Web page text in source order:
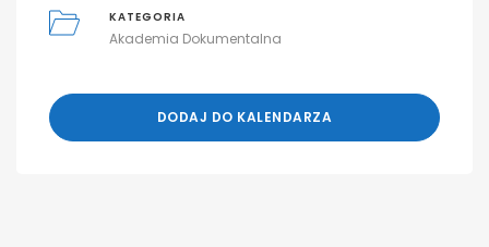
KATEGORIA
Akademia Dokumentalna
DODAJ DO KALENDARZA